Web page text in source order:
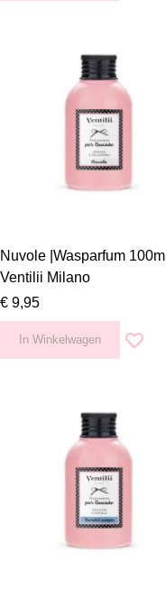
Nuvole |Wasparfum 100ml
Ventilii Milano
€ 9,95
In Winkelwagen
Voeg